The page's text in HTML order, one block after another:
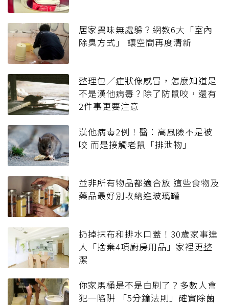
居家異味無處躲？網教6大「室內
除臭方式」 讓空間再度清新
整理包／症狀像感冒，怎麼知道是
不是漢他病毒？除了防鼠咬，還有
2件事更要注意
漢他病毒2例！醫：高風險不是被
咬 而是接觸老鼠「排泄物」
並非所有物品都適合放 這些食物及
藥品最好別收納進玻璃罐
扔掉抹布和排水口蓋！30歲家事達
人「捨棄4項廚房用品」家裡更整
潔
你家馬桶是不是白刷了？多數人會
犯一陷阱 「5分鐘法則」確實除菌